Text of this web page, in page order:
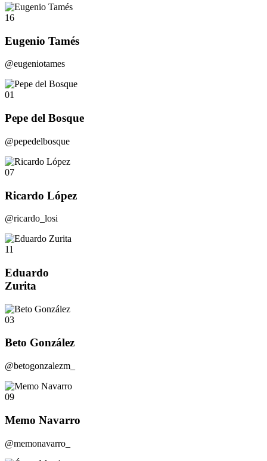
16
Eugenio Tamés
@eugeniotames
01
Pepe del Bosque
@pepedelbosque
07
Ricardo López
@ricardo_losi
11
Eduardo
Zurita
03
Beto González
@betogonzalezm_
09
Memo Navarro
@memonavarro_